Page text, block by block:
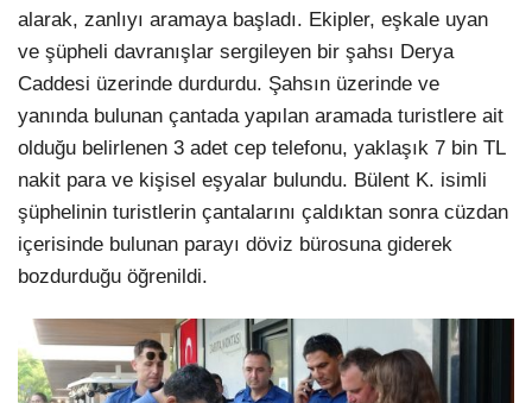
alarak, zanlıyı aramaya başladı. Ekipler, eşkale uyan
ve şüpheli davranışlar sergileyen bir şahsı Derya
Caddesi üzerinde durdurdu. Şahsın üzerinde ve
yanında bulunan çantada yapılan aramada turistlere ait
olduğu belirlenen 3 adet cep telefonu, yaklaşık 7 bin TL
nakit para ve kişisel eşyalar bulundu. Bülent K. isimli
şüphelinin turistlerin çantalarını çaldıktan sonra cüzdan
içerisinde bulunan parayı döviz bürosuna giderek
bozdurduğu öğrenildi.